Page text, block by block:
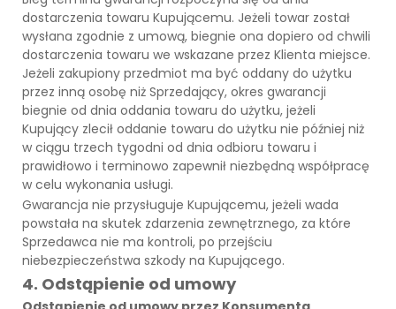
dostarczenia towaru Kupującemu. Jeżeli towar został
wysłana zgodnie z umową, biegnie ona dopiero od chwili
dostarczenia towaru we wskazane przez Klienta miejsce.
Jeżeli zakupiony przedmiot ma być oddany do użytku
przez inną osobę niż Sprzedający, okres gwarancji
biegnie od dnia oddania towaru do użytku, jeżeli
Kupujący zlecił oddanie towaru do użytku nie później niż
w ciągu trzech tygodni od dnia odbioru towaru i
prawidłowo i terminowo zapewnił niezbędną współpracę
w celu wykonania usługi.
Gwarancja nie przysługuje Kupującemu, jeżeli wada
powstała na skutek zdarzenia zewnętrznego, za które
Sprzedawca nie ma kontroli, po przejściu
niebezpieczeństwa szkody na Kupującego.
4. Odstąpienie od umowy